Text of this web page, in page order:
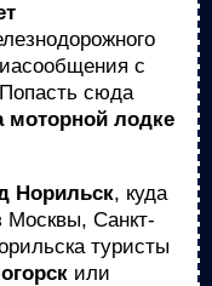
с
сюда
моторной лодке
Норильск, куда
Москвы, Санкт-
туристы
или